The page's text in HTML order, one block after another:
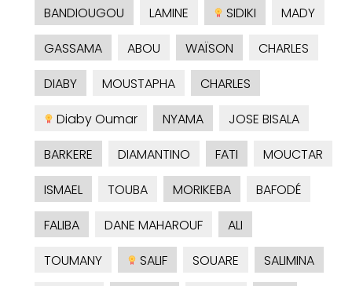
BANDIOUGOU
LAMINE SIDIKI
MADY
GASSAMA
ABOU WAÏSON
CHARLES
DIABY
MOUSTAPHA
CHARLES
Diaby Oumar
NYAMA
JOSE BISALA
BARKERE
DIAMANTINO FATI
MOUCTAR
ISMAEL
TOUBA MORIKEBA
BAFODÉ
FALIBA
DANE MAHAROUF
ALI
TOUMANY
SALIF SOUARE
SALIMINA